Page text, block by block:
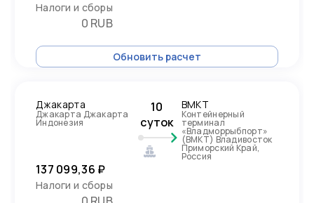
Налоги и сборы
0 RUB
Обновить расчет
Джакарта
Джакарта Джакарта
Индонезия
10
суток
ВМКТ
Контейнерный
терминал
«Владморрыбпорт»
(ВМКТ) Владивосток
Приморский Край,
Россия
137 099,36 ₽
Налоги и сборы